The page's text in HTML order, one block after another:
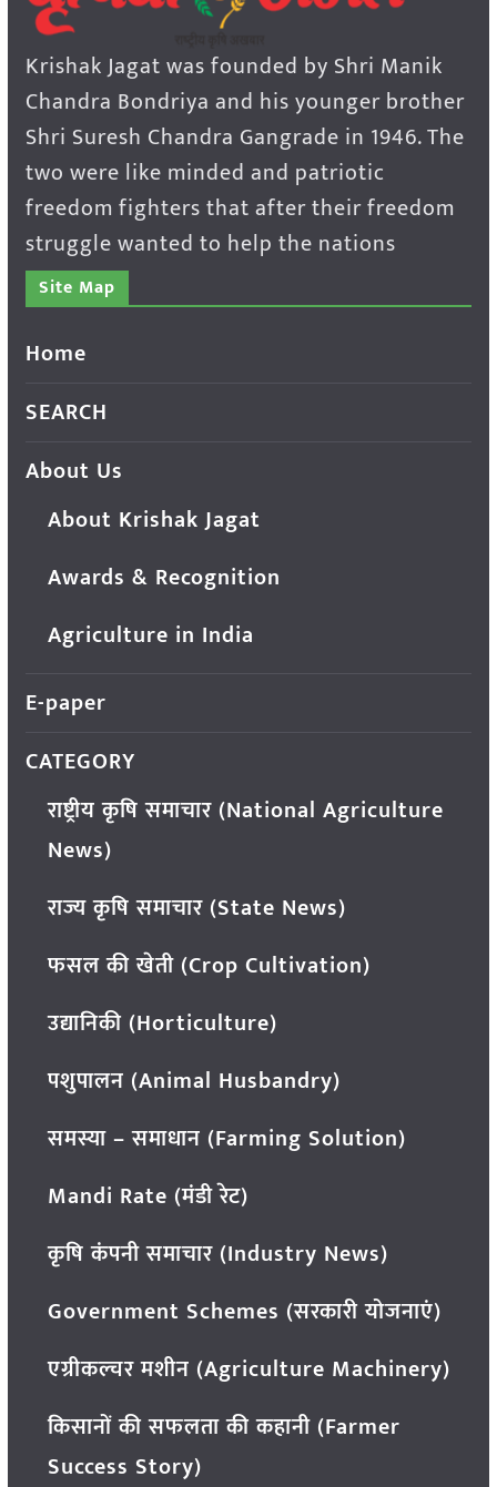
Krishak Jagat was founded by Shri Manik
Chandra Bondriya and his younger brother
Shri Suresh Chandra Gangrade in 1946. The
two were like minded and patriotic
freedom fighters that after their freedom
struggle wanted to help the nations
Site Map
Home
SEARCH
About Us
About Krishak Jagat
Awards & Recognition
Agriculture in India
E-paper
CATEGORY
राष्ट्रीय कृषि समाचार (National Agriculture
News)
राज्य कृषि समाचार (State News)
फसल की खेती (Crop Cultivation)
उद्यानिकी (Horticulture)
पशुपालन (Animal Husbandry)
समस्या – समाधान (Farming Solution)
Mandi Rate (मंडी रेट)
कृषि कंपनी समाचार (Industry News)
Government Schemes (सरकारी योजनाएं)
एग्रीकल्चर मशीन (Agriculture Machinery)
किसानों की सफलता की कहानी (Farmer
Success Story)